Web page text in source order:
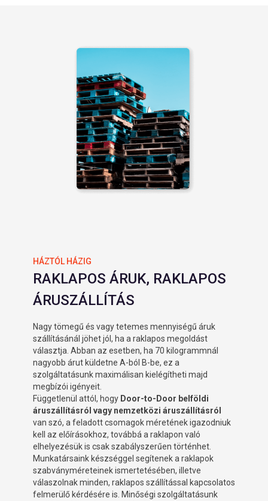
HÁZTÓL HÁZIG
RAKLAPOS ÁRUK, RAKLAPOS
ÁRUSZÁLLÍTÁS
Nagy tömegű és vagy tetemes mennyiségű áruk
szállításánál jöhet jól, ha a raklapos megoldást
választja. Abban az esetben, ha 70 kilogrammnál
nagyobb árut küldetne A-ból B-be, ez a
szolgáltatásunk maximálisan kielégítheti majd
megbízói igényeit.
Függetlenül attól, hogy Door-to-Door belföldi
áruszállításról vagy nemzetközi áruszállításról
van szó, a feladott csomagok méretének igazodniuk
kell az előírásokhoz, továbbá a raklapon való
elhelyezésük is csak szabályszerűen történhet.
Munkatársaink készséggel segítenek a raklapok
szabványméreteinek ismertetésében, illetve
válaszolnak minden, raklapos szállítással kapcsolatos
felmerülő kérdésére is. Minőségi szolgáltatásunk